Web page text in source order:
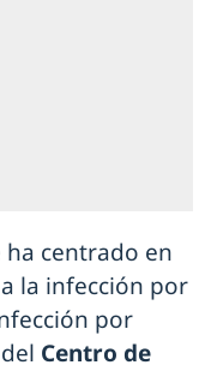
ha centrado en
la infección por
por
Centro de